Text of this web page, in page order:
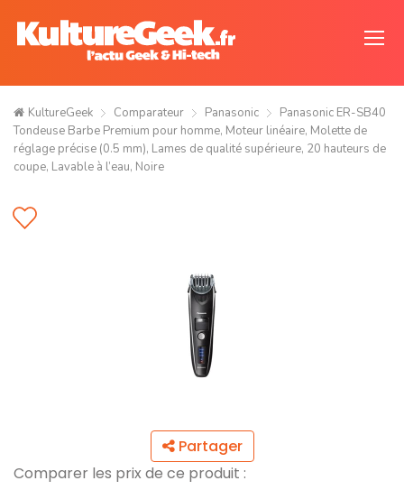
KultureGeek Comparateur Panasonic
Panasonic ER-SB40
Tondeuse Barbe Premium pour homme, Moteur linéaire, Molette de
réglage précise (0.5 mm), Lames de qualité supérieure, 20 hauteurs de
coupe, Lavable à l’eau, Noire
Partager
Comparer les prix de ce produit :